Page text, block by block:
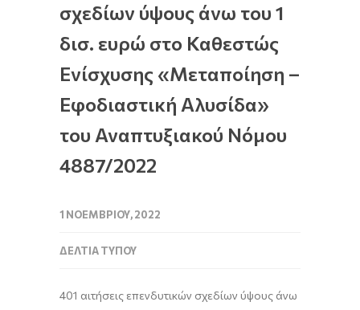
σχεδίων ύψους άνω του 1
δισ. ευρώ στο Καθεστώς
Ενίσχυσης «Μεταποίηση –
Εφοδιαστική Αλυσίδα»
του Αναπτυξιακού Νόμου
4887/2022
1 ΝΟΕΜΒΡΊΟΥ, 2022
ΔΕΛΤΊΑ ΤΎΠΟΥ
401 αιτήσεις επενδυτικών σχεδίων ύψους άνω